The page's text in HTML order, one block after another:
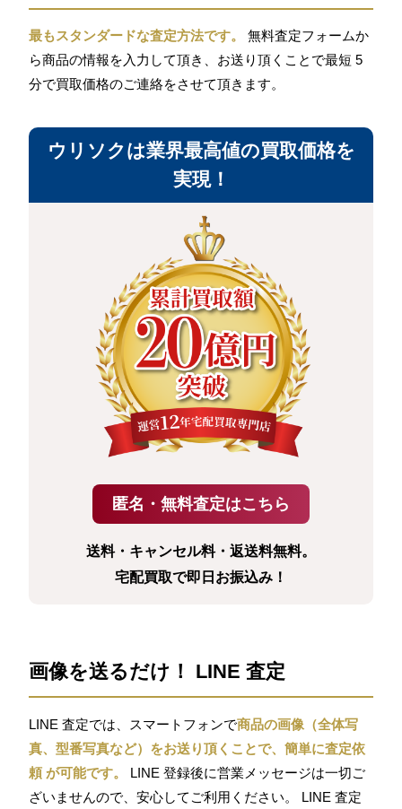
最もスタンダードな査定方法です。
無料査定フォームか
ら商品の情報を入力して頂き、お送り頂くことで最短 5
分で買取価格のご連絡をさせて頂きます。
ウリソクは業界最高値の買取価格を
実現！
送料・キャンセル料・返送料無料。
宅配買取で即日お振込み！
画像を送るだけ！ LINE 査定
LINE 査定では、スマートフォンで商品の画像（全体写
真、型番写真など）をお送り頂くことで、簡単に査定依
頼 が可能です。
LINE 登録後に営業メッセージは一切ご
ざいませんので、安心してご利用ください。 LINE 査定